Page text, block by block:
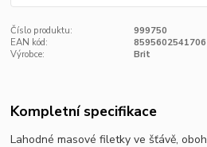
Číslo produktu:
999750
EAN kód:
8595602541706
Výrobce:
Brit
Kompletní specifikace
Lahodné masové filetky ve šťávě,